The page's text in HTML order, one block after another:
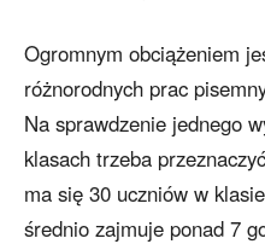
Ogromnym obciążeniem
różnorodnych prac
Na sprawdzenie jednego
klasach trzeba
ma się 30 uczniów w
średnio zajmuje ponad 7